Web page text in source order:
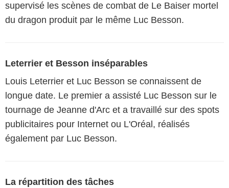
supervisé les scènes de combat de Le Baiser mortel
du dragon produit par le même Luc Besson.
Leterrier et Besson inséparables
Louis Leterrier et Luc Besson se connaissent de
longue date. Le premier a assisté Luc Besson sur le
tournage de Jeanne d'Arc et a travaillé sur des spots
publicitaires pour Internet ou L'Oréal, réalisés
également par Luc Besson.
La répartition des tâches